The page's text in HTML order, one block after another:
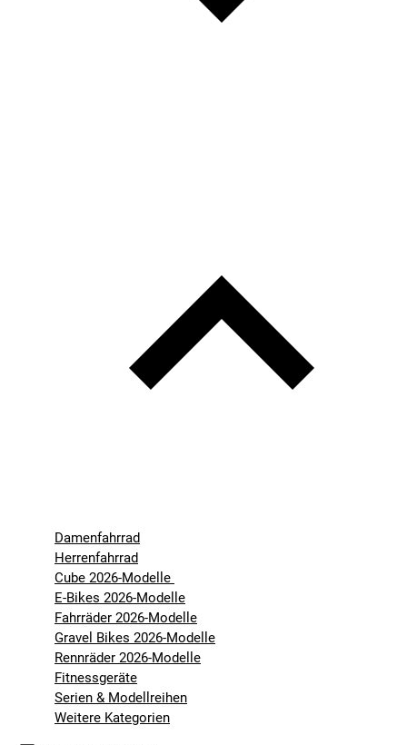
Damenfahrrad
Herrenfahrrad
Cube 2026-Modelle
E-Bikes 2026-Modelle
Fahrräder 2026-Modelle
Gravel Bikes 2026-Modelle
Rennräder 2026-Modelle
Fitnessgeräte
Serien & Modellreihen
Weitere Kategorien